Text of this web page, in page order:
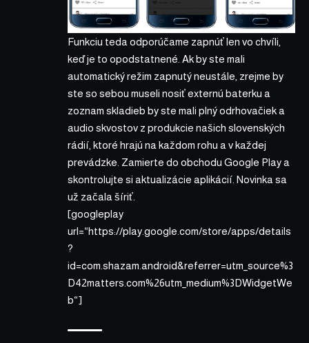
Funkciu teda odporúčame zapnúť len vo chvíli,
keď je to opodstatnené. Ak by ste mali
automatický režim zapnutý neustále, zrejme by
ste so sebou museli nosiť externú baterku a
zoznam skladieb by ste mali plný odrhovačiek a
audio skvostov z produkcie našich slovenských
rádií, ktoré hrajú na každom rohu a v každej
prevádzke. Zamierte do obchodu Google Play a
skontrolujte si aktualizácie aplikácií. Novinka sa
už začala šíriť.
[googleplay
url=“https://play.google.com/store/apps/details
?
id=com.shazam.android&referrer=utm_source%3
D42matters.com%26utm_medium%3DWidgetWe
b“]